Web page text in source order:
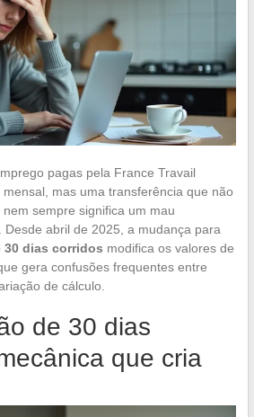
pagas pela France Travail
mas uma transferência que não
sempre significa um mau
abril de 2025, a mudança para
30 dias corridos modifica os valores de
gera confusões frequentes entre
de cálculo.
de 30 dias
que cria